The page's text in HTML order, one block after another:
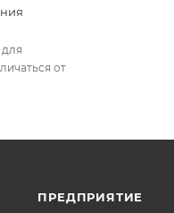
от
ПРЕДПРИЯТИЕ